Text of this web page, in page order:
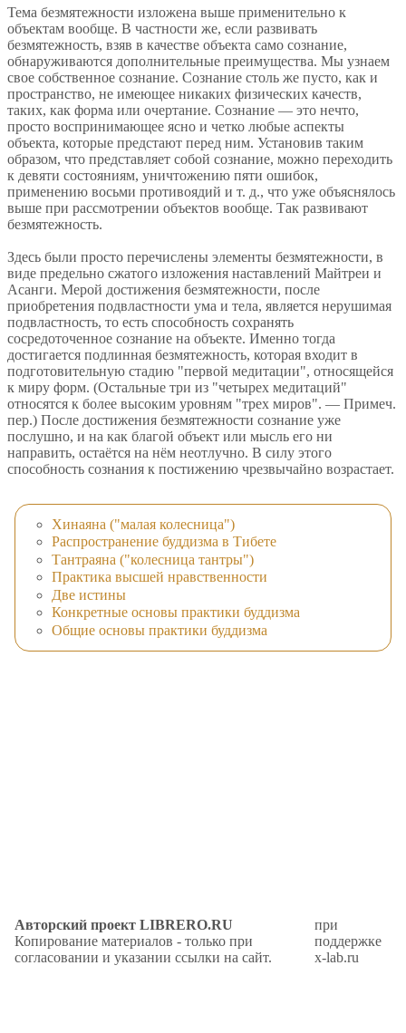
Тема безмятежности изложена выше применительно к
объектам вообще. В частности же, если развивать
безмятежность, взяв в качестве объекта само сознание,
обнаруживаются дополнительные преимущества. Мы узнаем
свое собственное сознание. Сознание столь же пусто, как и
пространство, не имеющее никаких физических качеств,
таких, как форма или очертание. Сознание — это нечто,
просто воспринимающее ясно и четко любые аспекты
объекта, которые предстают перед ним. Установив таким
образом, что представляет собой сознание, можно переходить
к девяти состояниям, уничтожению пяти ошибок,
применению восьми противоядий и т. д., что уже объяснялось
выше при рассмотрении объектов вообще. Так развивают
безмятежность.
Здесь были просто перечислены элементы безмятежности, в
виде предельно сжатого изложения наставлений Майтреи и
Асанги. Мерой достижения безмятежности, после
приобретения подвластности ума и тела, является нерушимая
подвластность, то есть способность сохранять
сосредоточенное сознание на объекте. Именно тогда
достигается подлинная безмятежность, которая входит в
подготовительную стадию "первой медитации", относящейся
к миру форм. (Остальные три из "четырех медитаций"
относятся к более высоким уровням "трех миров". — Примеч.
пер.) После достижения безмятежности сознание уже
послушно, и на как благой объект или мысль его ни
направить, остаётся на нём неотлучно. В силу этого
способность сознания к постижению чрезвычайно возрастает.
Хинаяна ("малая колесница")
Распространение буддизма в Тибете
Тантраяна ("колесница тантры")
Практика высшей нравственности
Две истины
Конкретные основы практики буддизма
Общие основы практики буддизма
Авторский проект LIBRERO.RU
Копирование материалов - только при
согласовании и указании ссылки на сайт.
при
поддержке
x-lab.ru